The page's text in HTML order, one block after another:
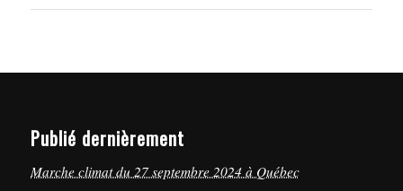
Publié dernièrement
Marche climat du 27 septembre 2024 à Québec